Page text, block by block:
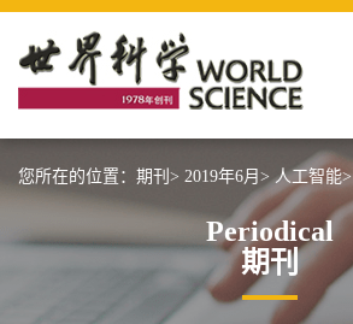
您所在的位置： 期刊> 2019年6月> 人工智能>
Periodical
期刊